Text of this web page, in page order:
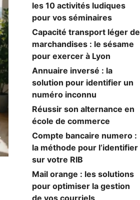
les 10 activités ludiques
pour vos séminaires
Capacité transport léger de
marchandises : le sésame
pour exercer à Lyon
Annuaire inversé : la
solution pour identifier un
numéro inconnu
Réussir son alternance en
école de commerce
Compte bancaire numero :
la méthode pour l’identifier
sur votre RIB
Mail orange : les solutions
pour optimiser la gestion
de vos courriels